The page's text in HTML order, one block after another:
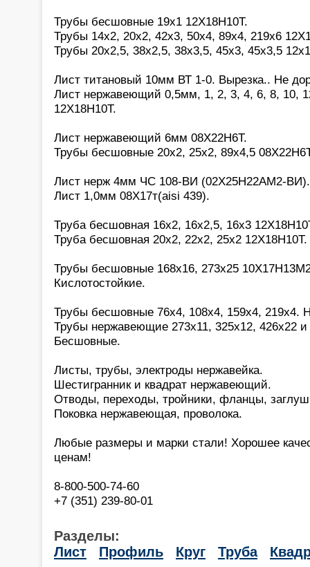
Трубы бесшовные 19х1 12Х18Н10Т.
Трубы 14х2, 20х2, 42х3, 50х4, 89х4, 219х6
Трубы 20х2,5, 38х2,5, 38х3,5, 45х3, 45х3,5
Лист титановый 10мм ВТ 1-0. Вырезка.. Не
Лист нержавеющий 0,5мм, 1, 2, 3, 4, 6, 8, 10,
12Х18Н10Т.
Лист нержавеющий 6мм 08Х22Н6Т.
Трубы бесшовные 20х2, 25х2, 89х4,5
Лист нерж 4мм ЧС 108-ВИ (02Х25Н22АМ2-ВИ).
Лист 1,0мм 08Х17т(aisi 439).
Труба бесшовная 16х2, 16х2,5, 16х3
Труба бесшовная 20х2, 22х2, 25х2 12Х18Н10Т.
Трубы бесшовные 168х16, 273х25
Кислотостойкие.
Трубы бесшовные 76х4, 108х4, 159х4, 219х4.
Трубы нержавеющие 273х11, 325х12, 426х22 и
Бесшовные.
Листы, трубы, электроды нержавейка.
Шестигранник и квадрат нержавеющий.
Отводы, переходы, тройники, фланцы,
Поковка нержавеющая, проволока.
Любые размеры и марки стали! Хорошее
ценам!
8-800-500-74-60
+7 (351) 239-80-01
Разделы:
Лист
Профиль Круг Труба